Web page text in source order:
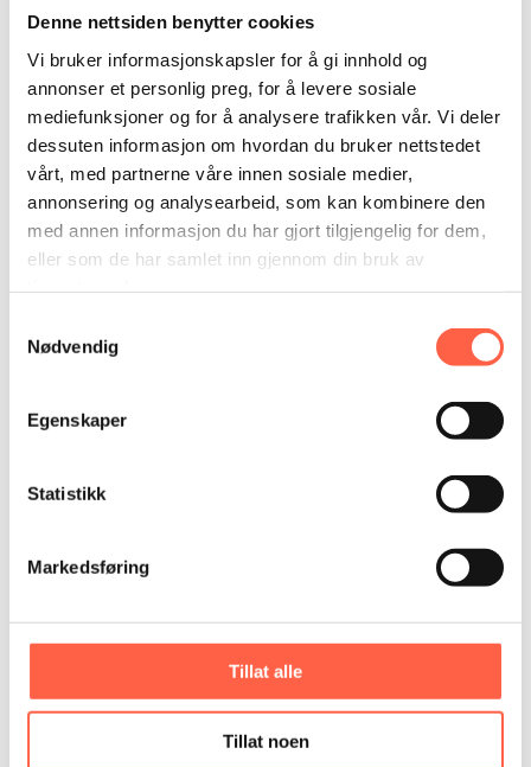
Denne nettsiden benytter cookies
Vi bruker informasjonskapsler for å gi innhold og
annonser et personlig preg, for å levere sosiale
mediefunksjoner og for å analysere trafikken vår. Vi deler
dessuten informasjon om hvordan du bruker nettstedet
vårt, med partnerne våre innen sosiale medier,
annonsering og analysearbeid, som kan kombinere den
med annen informasjon du har gjort tilgjengelig for dem,
eller som de har samlet inn gjennom din bruk av
Nødvendig
Egenskaper
Statistikk
Markedsføring
Tillat alle
Tillat noen